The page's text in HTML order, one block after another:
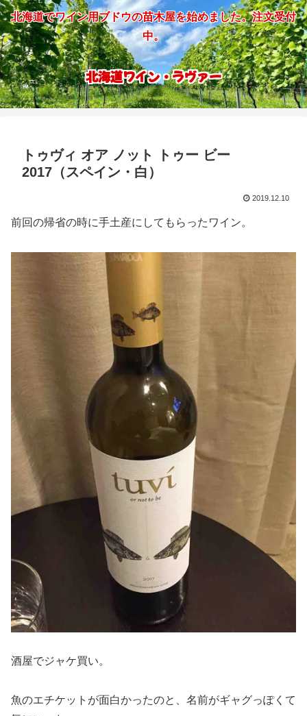
北海道でワイン用ブドウの苗木屋を始めました。注文受付
中。
北海道ワイン・ラヴァー
トゥヴィ オア ノット トゥー ビー
2017（スペイン・白）
2019.12.10
前回の帰省の時に手土産にしてもらったワイン。
酒屋でジャケ買い。
魚のエチケットが面白かったのと、名前がギャグっぽくて